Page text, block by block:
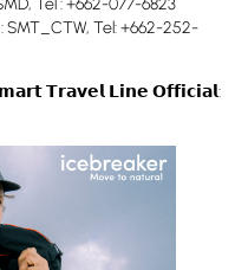
Tel : +662-077-6823
SMT_CTW, Tel: +662-252-
𝗧𝗿𝗮𝘃𝗲𝗹 𝗟𝗶𝗻𝗲 𝗢𝗳𝗳𝗶𝗰𝗶𝗮𝗹: